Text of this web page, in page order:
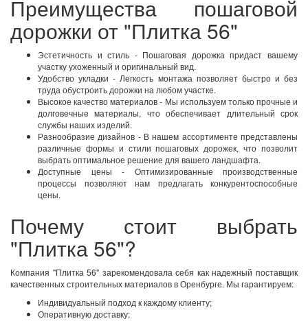
Преимущества пошаговой
дорожки от "Плитка 56"
Эстетичность и стиль - Пошаговая дорожка придаст вашему
участку ухоженный и оригинальный вид.
Удобство укладки - Легкость монтажа позволяет быстро и без
труда обустроить дорожки на любом участке.
Высокое качество материалов - Мы используем только прочные и
долговечные материалы, что обеспечивает длительный срок
службы наших изделий.
Разнообразие дизайнов - В нашем ассортименте представлены
различные формы и стили пошаговых дорожек, что позволит
выбрать оптимальное решение для вашего ландшафта.
Доступные цены - Оптимизированные производственные
процессы позволяют нам предлагать конкурентоспособные
цены.
Почему стоит выбрать
"Плитка 56"?
Компания "Плитка 56" зарекомендовала себя как надежный поставщик
качественных строительных материалов в Оренбурге. Мы гарантируем:
Индивидуальный подход к каждому клиенту;
Оперативную доставку;